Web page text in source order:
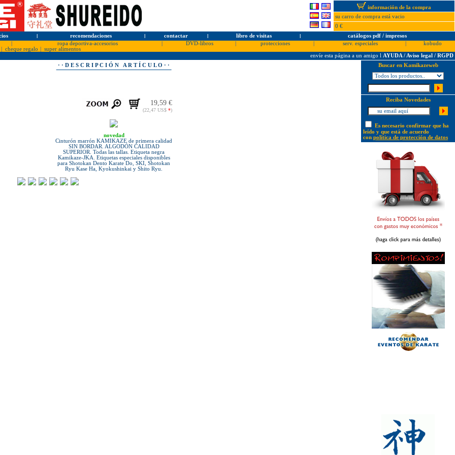
información de la compra
su carro de compra está vacio
0 €
l recomendaciones l contactar l libro de visitas l
catálogos pdf / impresos
ropa deportiva-accesorios DVD-libros protecciones serv. especiales
kobudo
cheque regalo
super alimentos
envíe esta página a un amigo l AYUDA / Aviso legal / RGPD
· · D E S C R I P C I Ó N A R T Í C U L O · ·
19,59 €
(22,47 US$ *)
novedad
Cinturón marrón KAMIKAZE de primera calidad
SIN BORDAR. ALGODÓN CALIDAD
SUPERIOR. Todas las tallas. Etiqueta negra
Kamikaze-JKA. Etiquetas especiales disponibles
para Shotokan Dento Karate Do, SKI, Shotokan
Ryu Kase Ha, Kyokushinkai y Shito Ryu.
Buscar en Kamikazeweb
Reciba Novedades
Es necesario confirmar que ha
leído y que está de acuerdo
con política de protección de datos